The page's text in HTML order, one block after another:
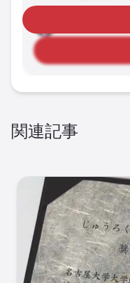
関連記事